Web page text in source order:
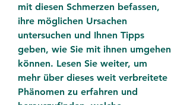
mit diesen Schmerzen befassen,
ihre möglichen Ursachen
untersuchen und Ihnen Tipps
geben, wie Sie mit ihnen umgehen
können. Lesen Sie weiter, um
mehr über dieses weit verbreitete
Phänomen zu erfahren und